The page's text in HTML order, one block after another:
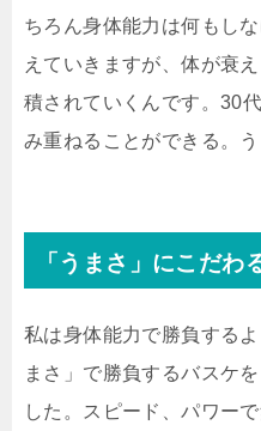
ちろん身体能力は何もし
えていきますが、体が衰
積されていくんです。30
み重ねることができる。う
「うまさ」にこだわ
私は身体能力で勝負する
まさ」で勝負するバスケ
した。スピード、パワー